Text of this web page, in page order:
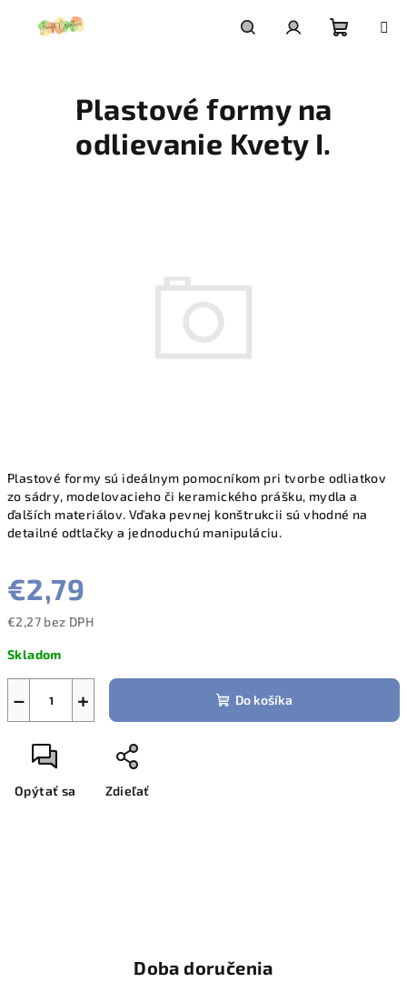
Plastové formy sú ideálnym pomocníkom pri tvorbe odliatkov
zo sádry, modelovacieho či keramického prášku, mydla a
ďalších materiálov. Vďaka pevnej konštrukcii sú vhodné na
detailné odtlačky a jednoduchú manipuláciu.
€2,79
€2,27 bez DPH
cena:
Skladom
+
− Do košíka
Opýtať sa Zdieľať
Plastové formy na
odlievanie Kvety I.
Doba doručenia